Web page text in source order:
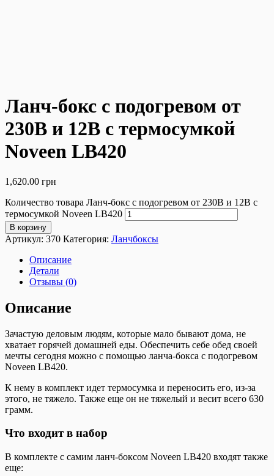
Ланч-бокс с подогревом от
230В и 12В с термосумкой
Noveen LB420
1,620.00 грн
Количество товара Ланч-бокс с подогревом от 230В и 12В с
термосумкой Noveen LB420
В корзину
Артикул: 370 Категория: Ланчбоксы
Описание
Детали
Отзывы (0)
Описание
Зачастую деловым людям, которые мало бывают дома, не
хватает горячей домашней еды. Обеспечить себе обед своей
мечты сегодня можно с помощью ланча-бокса с подогревом
Noveen LB420.
К нему в комплект идет термосумка и переносить его, из-за
этого, не тяжело. Также еще он не тяжелый и весит всего 630
грамм.
Что входит в набор
В комплекте с самим ланч-боксом Noveen LB420 входят также
еще: